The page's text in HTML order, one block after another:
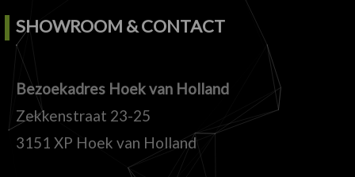
SHOWROOM & CONTACT
Bezoekadres Hoek van Holland
Zekkenstraat 23-25
3151 XP Hoek van Holland